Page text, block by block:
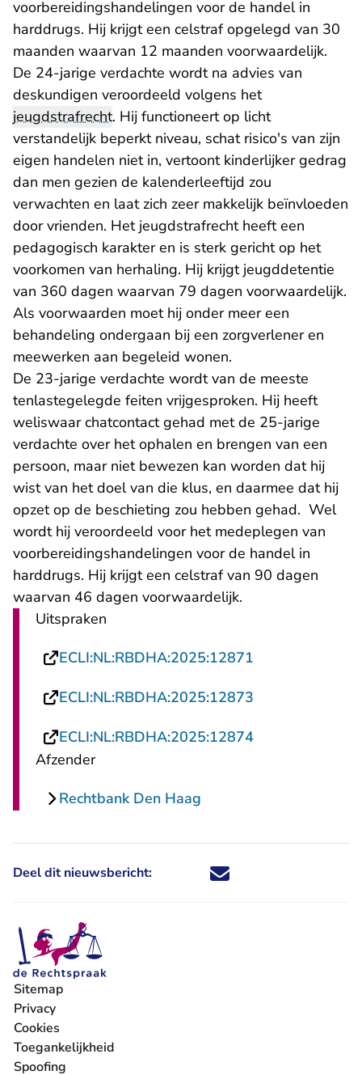
voorbereidingshandelingen voor de handel in
harddrugs. Hij krijgt een celstraf opgelegd van 30
maanden waarvan 12 maanden voorwaardelijk.
De 24-jarige verdachte wordt na advies van
deskundigen veroordeeld volgens het
jeugdstrafrecht. Hij functioneert op licht
verstandelijk beperkt niveau, schat risico's van zijn
eigen handelen niet in, vertoont kinderlijker gedrag
dan men gezien de kalenderleeftijd zou
verwachten en laat zich zeer makkelijk beïnvloeden
door vrienden. Het jeugdstrafrecht heeft een
pedagogisch karakter en is sterk gericht op het
voorkomen van herhaling. Hij krijgt jeugddetentie
van 360 dagen waarvan 79 dagen voorwaardelijk.
Als voorwaarden moet hij onder meer een
behandeling ondergaan bij een zorgverlener en
meewerken aan begeleid wonen.
De 23-jarige verdachte wordt van de meeste
tenlastegelegde feiten vrijgesproken. Hij heeft
weliswaar chatcontact gehad met de 25-jarige
verdachte over het ophalen en brengen van een
persoon, maar niet bewezen kan worden dat hij
wist van het doel van die klus, en daarmee dat hij
opzet op de beschieting zou hebben gehad. Wel
wordt hij veroordeeld voor het medeplegen van
voorbereidingshandelingen voor de handel in
harddrugs. Hij krijgt een celstraf van 90 dagen
waarvan 46 dagen voorwaardelijk.
Uitspraken
ECLI:NL:RBDHA:2025:12871
ECLI:NL:RBDHA:2025:12873
ECLI:NL:RBDHA:2025:12874- U verlaat
Afzender
Rechtbank Den Haag
Deel dit nieuwsbericht: Deel dit nieuwsbericht via X -
Deel dit nieuwsbericht via
Deel dit nieuwsbericht
Deel dit
Sitemap
Privacy
Cookies
Toegankelijkheid
Spoofing